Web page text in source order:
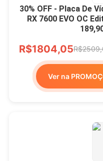
30% OFF - Placa De
RX 7600 EVO OC
R$1804,05
Ver na